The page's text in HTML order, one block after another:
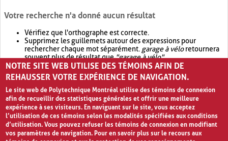
Votre recherche n'a donné aucun résultat
Vérifiez que l'orthographe est correcte.
Supprimez les guillemets autour des expressions pour
rechercher chaque mot séparément. garage à véloretournera
souvent plus de résultat que"garage à vélo".
Envisagez d'élargir votre recherche avec OR.garage OR vélo
retournera souvent plus de résultat quegarage à vélo
NOTRE SITE WEB UTILISE DES TÉMOINS AFIN DE
REHAUSSER VOTRE EXPÉRIENCE DE NAVIGATION.
Le site web de Polytechnique Montréal utilise des témoins de connexion
afin de recueillir des statistiques générales et offrir une meilleure
expérience à ses visiteurs. En naviguant sur le site, vous acceptez
l’utilisation de ces témoins selon les modalités spécifiées aux conditions
d’utilisation. Vous pouvez refuser les témoins de connexion en modifiant
vos paramètres de navigation. Pour en savoir plus sur le recours aux